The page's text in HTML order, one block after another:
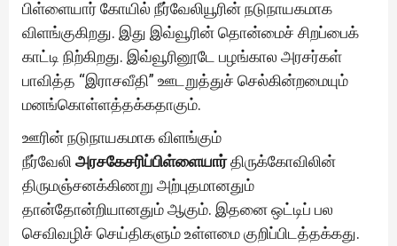
பிள்ளையார் கோயில் நீர்வேலியூரின் நடுநாயகமாக
விளங்குகிறது. இது இவ்வூரின் தொன்மைச் சிறப்பைக்
காட்டி நிற்கிறது. இவ்வூரினூடே பழங்கால அரசர்கள்
பாவித்த “இராசவீதி” ஊடறுத்துச் செல்கின்றமையும்
மனங்கொள்ளத்தக்கதாகும்.
ஊரின் நடுநாயகமாக விளங்கும்
நீர்வேலி அரசகேசரிப்பிள்ளையார்திருக்கோவிலின்
திருமஞ்சனக்கிணறு அற்புதமானதும்
தான்தோன்றியானதும் ஆகும். இதனை ஒட்டிப் பல
செவிவழிச் செய்திகளும் உள்ளமை குறிப்பிடத்தக்கது.